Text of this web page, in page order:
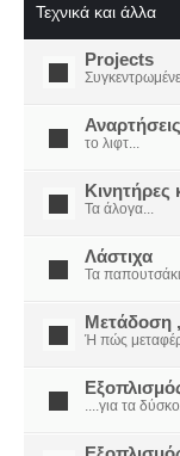
Τεχνικά και άλλα
Projects
Αναρτήσεις
το λιφτ...
Κινητήρες
Τα άλογα...
Λάστιχα
Τα
Μετάδοση
Ή πώς
....για τα